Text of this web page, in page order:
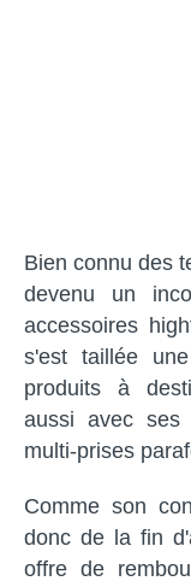
Bien connu des
devenu un
accessoires
s'est taillée
produits à
aussi avec ses
multi-prises
Comme son
donc de la fin
offre de